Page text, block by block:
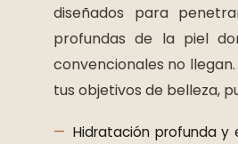
diseñados para
profundas de la piel
convencionales no
tus objetivos de belleza,
Hidratación profunda y